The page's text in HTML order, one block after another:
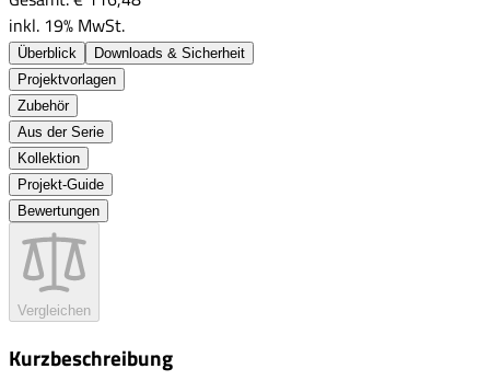
inkl. 19% MwSt.
Überblick
Downloads & Sicherheit
Projektvorlagen
Zubehör
Aus der Serie
Kollektion
Projekt-Guide
Bewertungen
Vergleichen
Kurzbeschreibung